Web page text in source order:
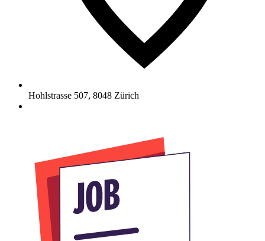
Hohlstrasse 507, 8048 Zürich